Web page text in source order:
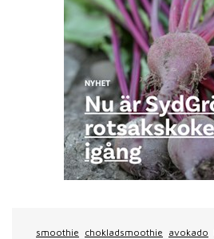
smoothie chokladsmoothie avokado